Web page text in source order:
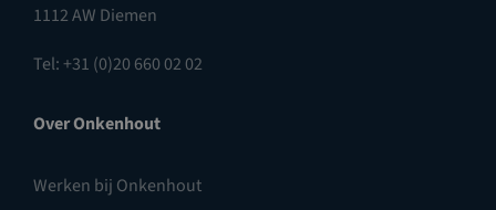
1112 AW Diemen
Tel: +31 (0)20 660 02 02
Over Onkenhout
Werken bij Onkenhout